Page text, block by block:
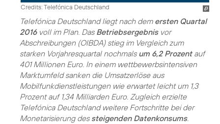
Credits: Telefónica Deutschland
Telefónica Deutschland liegt nach dem ersten Quartal
2016voll im Plan. Das Betriebsergebnisvor
Abschreibungen (OIBDA) stieg im Vergleich zum
starken Vorjahresquartal nochmals um 6,2 Prozentauf
401 Millionen Euro. In einem wettbewerbsintensiven
Marktumfeld sanken die Umsatzerlöse aus
Mobilfunkdienstleistungen wie erwartet leicht um 1,3
Prozent auf 1,34 Milliarden Euro. Zugleich erzielte
Telefónica Deutschland weitere Fortschritte bei der
Monetarisierung des steigenden Datenkonsums.